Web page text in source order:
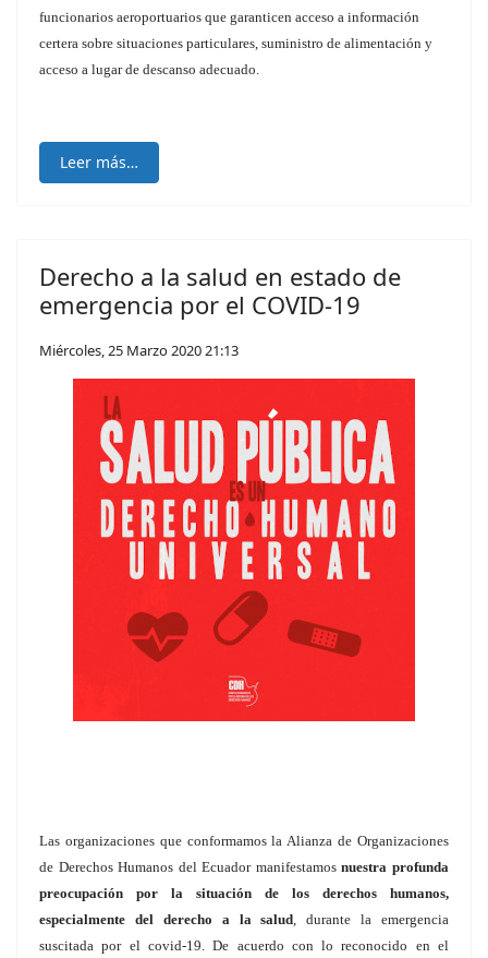
funcionarios aeroportuarios que garanticen acceso a información
certera sobre situaciones particulares, suministro de alimentación y
acceso a lugar de descanso adecuado.
Leer más…
Derecho a la salud en estado de
emergencia por el COVID-19
Miércoles, 25 Marzo 2020 21:13
Las organizaciones que conformamos la Alianza de Organizaciones
de Derechos Humanos del Ecuador manifestamosnuestra profunda
preocupación por la situación de los derechos humanos,
especialmente del derecho a la salud, durante la emergencia
suscitada por el covid-19. De acuerdo con lo reconocido en el